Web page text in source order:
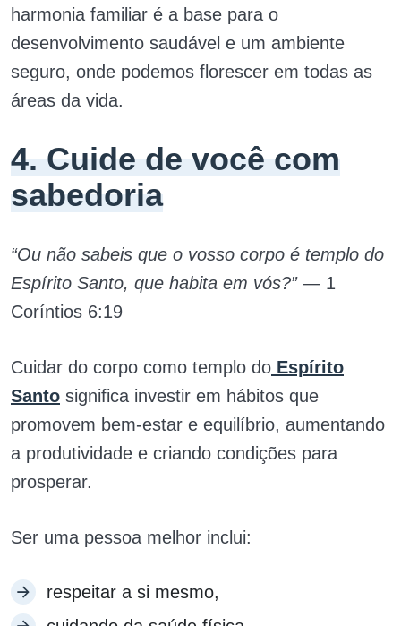
harmonia familiar é a base para o
desenvolvimento saudável e um ambiente
seguro, onde podemos florescer em todas as
áreas da vida.
4. Cuide de você com
sabedoria
“Ou não sabeis que o vosso corpo é templo do
Espírito Santo, que habita em vós?” — 1
Coríntios 6:19
Cuidar do corpo como templo do Espírito
Santo significa investir em hábitos que
promovem bem-estar e equilíbrio, aumentando
a produtividade e criando condições para
prosperar.
Ser uma pessoa melhor inclui:
respeitar a si mesmo,